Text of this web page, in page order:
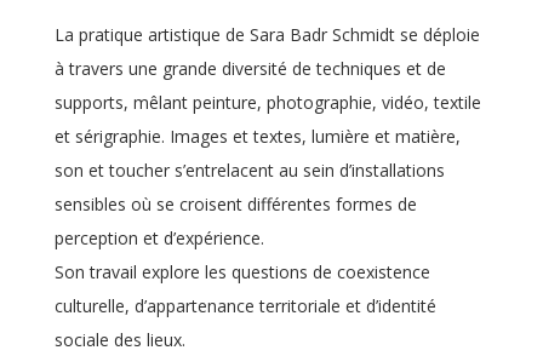
La pratique artistique de Sara Badr Schmidt se déploie
à travers une grande diversité de techniques et de
supports, mêlant peinture, photographie, vidéo, textile
et sérigraphie. Images et textes, lumière et matière,
son et toucher s’entrelacent au sein d’installations
sensibles où se croisent différentes formes de
perception et d’expérience.
Son travail explore les questions de coexistence
culturelle, d’appartenance territoriale et d’identité
sociale des lieux.